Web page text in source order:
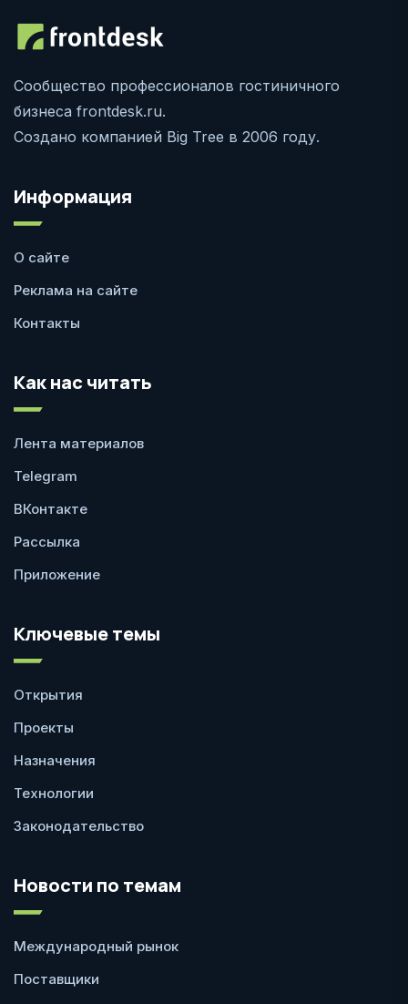
Сообщество профессионалов гостиничного
бизнеса frontdesk.ru.
Создано компанией Big Tree в 2006 году.
Информация
О сайте
Реклама на сайте
Контакты
Как нас читать
Лента материалов
Telegram
ВКонтакте
Рассылка
Приложение
Ключевые темы
Открытия
Проекты
Назначения
Технологии
Законодательство
Новости по темам
Международный рынок
Поставщики